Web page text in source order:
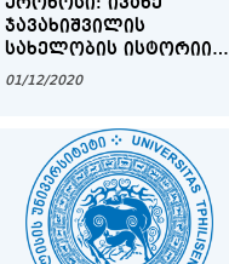
ᲥᲠᲝᲜᲝᲡᲘ: ᲘᲕᲐᲜᲔ
ᲯᲐᲕᲐᲮᲘᲨᲕᲘᲚᲘᲡ
ᲡᲐᲮᲔᲚᲝᲑᲘᲡ ᲘᲡᲢᲝᲠᲘᲘᲡᲐ
ᲓᲐ ᲔᲗᲜᲝᲚᲝᲒᲘᲘᲡ
ᲛᲘᲦᲔᲑᲐᲡ
01/12/2020